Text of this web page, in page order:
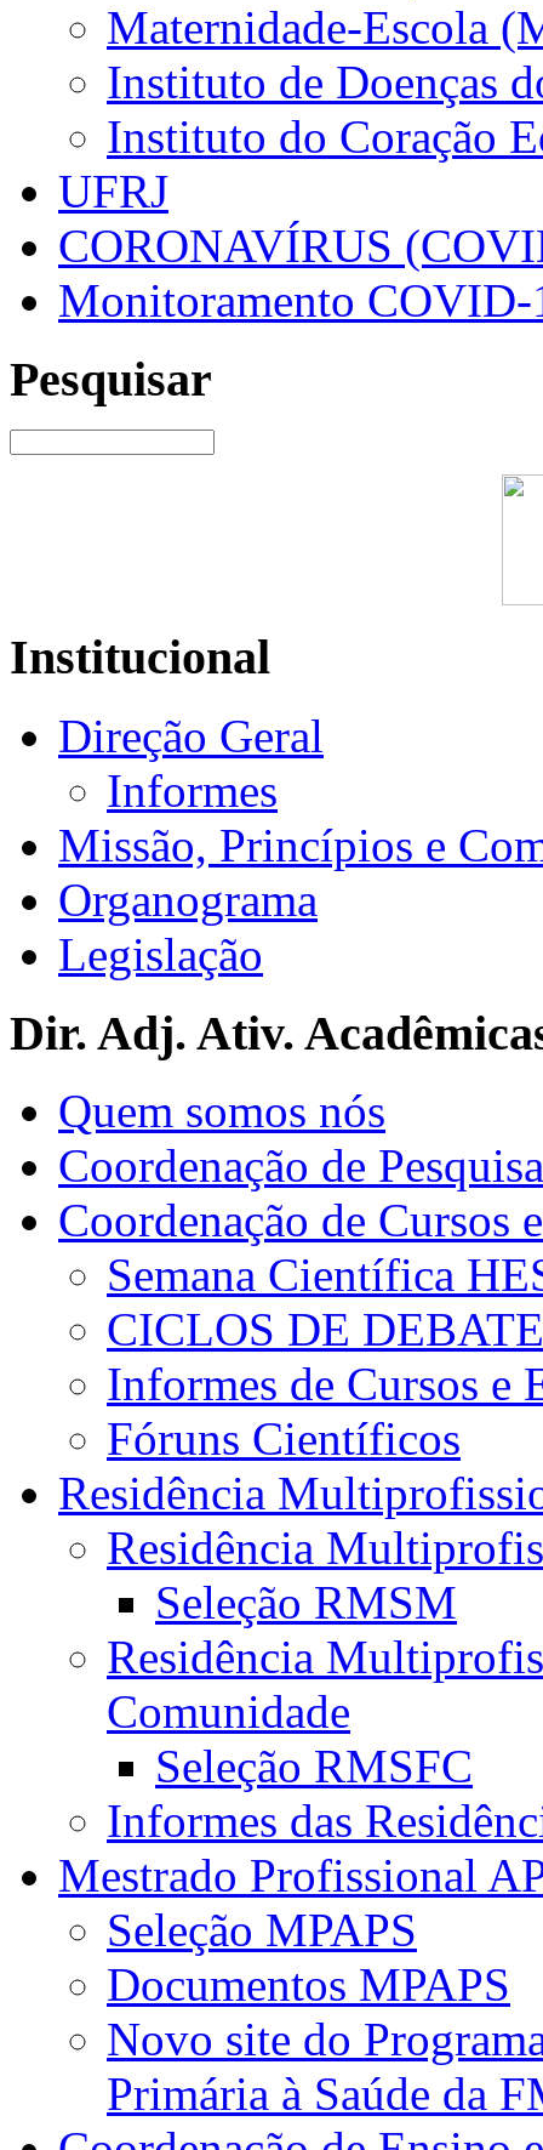
Maternidade-Escola
Instituto de Doenças
Instituto do Coração
UFRJ
CORONAVÍRUS
Monitoramento COVID-
Pesquisar
Institucional
Direção Geral
Informes
Missão, Princípios e
Organograma
Legislação
Dir. Adj. Ativ.
Quem somos nós
Coordenação de Pesquisa
Coordenação de Cursos
Semana Científica
CICLOS DE
Informes de Cursos e
Fóruns Científicos
Residência
Residência
Seleção RMSM
Residência
Comunidade
Seleção RMSFC
Informes das
Mestrado Profissional
Seleção MPAPS
Documentos MPAPS
Novo site do
Primária à Saúde da